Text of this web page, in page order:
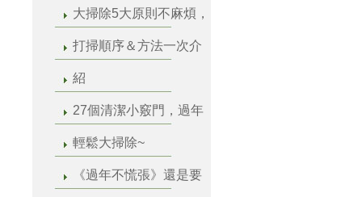
大掃除5大原則不麻煩，
打掃順序＆方法一次介
紹
27個清潔小竅門，過年
輕鬆大掃除~
《過年不慌張》還是要